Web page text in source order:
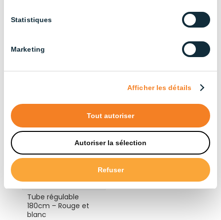
Statistiques
Marketing
Afficher les détails
Tout autoriser
Autoriser la sélection
Refuser
180cm – 6500K
180cm – Full
Tube régulable
180cm – Rouge et
blanc